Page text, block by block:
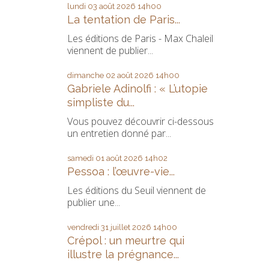
lundi 03 août 2026 14h00
La tentation de Paris...
Les éditions de Paris - Max Chaleil
viennent de publier...
dimanche 02 août 2026 14h00
Gabriele Adinolfi : « L’utopie
simpliste du...
Vous pouvez découvrir ci-dessous
un entretien donné par...
samedi 01 août 2026 14h02
Pessoa : l’œuvre-vie...
Les éditions du Seuil viennent de
publier une...
vendredi 31 juillet 2026 14h00
Crépol : un meurtre qui
illustre la prégnance...